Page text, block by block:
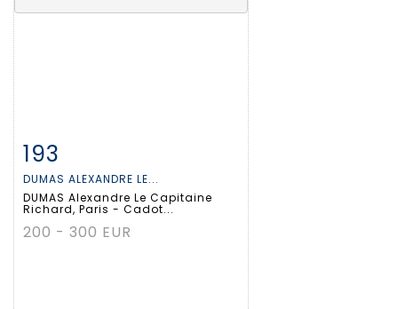
Fiche détaillée
193
DUMAS ALEXANDRE LE...
DUMAS Alexandre Le Capitaine
Richard, Paris - Cadot...
200 - 300 EUR